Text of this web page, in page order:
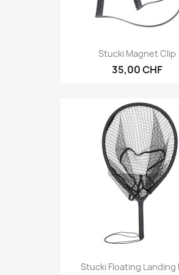
Stucki Magnet Clip
35,00 CHF
Stucki Floating Landing